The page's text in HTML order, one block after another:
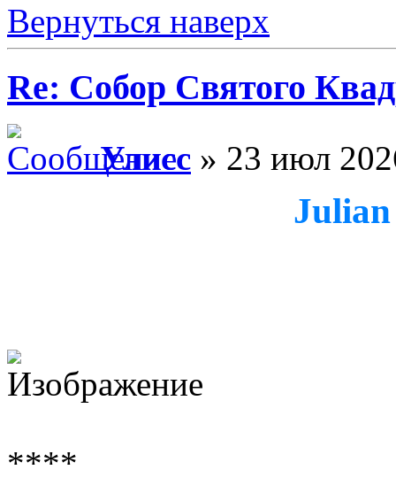
Вернуться наверх
Re: Собор Святого
Улисс » 23 июл
****